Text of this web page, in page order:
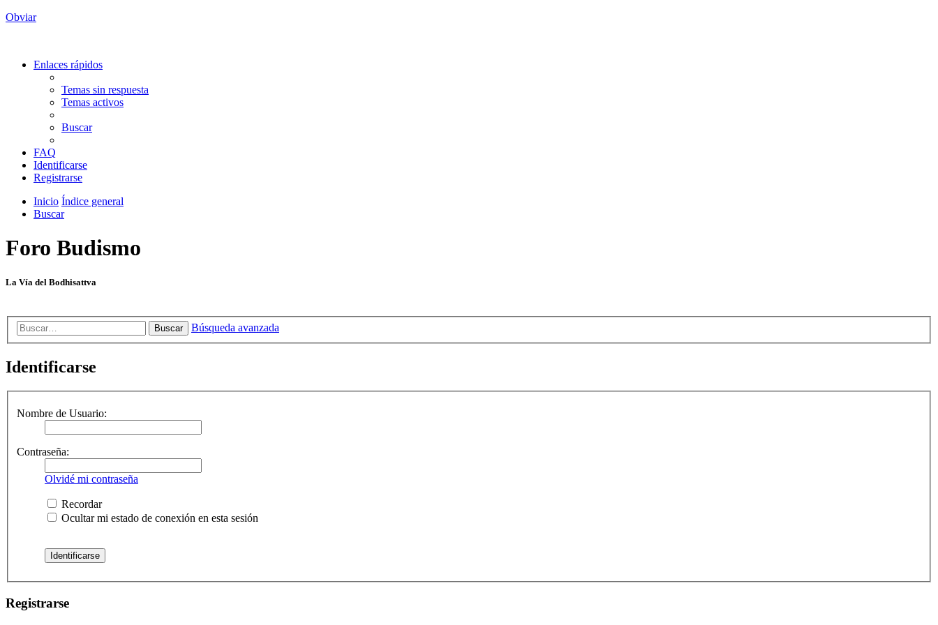
Obviar
Enlaces rápidos
Temas sin respuesta
Temas activos
Buscar
FAQ
Identificarse
Registrarse
Inicio Índice general
Buscar
Foro Budismo
La Vía del Bodhisattva
Buscar Búsqueda avanzada
Identificarse
Nombre de Usuario:
Contraseña:
Olvidé mi contraseña
Recordar
Ocultar mi estado de conexión en esta sesión
Registrarse